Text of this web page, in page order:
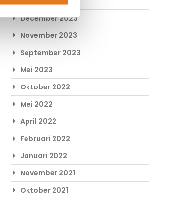
December 2023
November 2023
September 2023
Mei 2023
Oktober 2022
Mei 2022
April 2022
Februari 2022
Januari 2022
November 2021
Oktober 2021